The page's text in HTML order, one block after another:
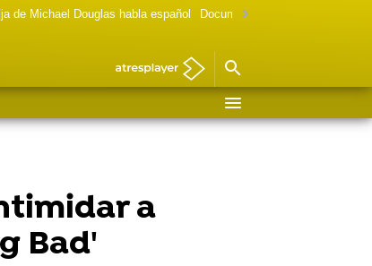
de Michael Douglas habla español Documental Las chicas Gilmore
a
Bad'